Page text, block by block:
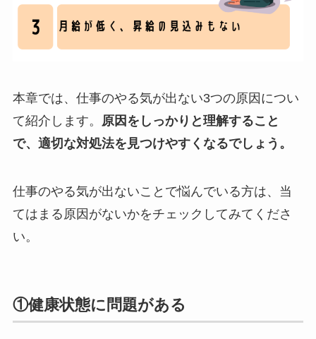
本章では、仕事のやる気が出ない3つの原因につい
て紹介します。 原因をしっかりと理解すること
で、適切な対処法を見つけやすくなるでしょう。
仕事のやる気が出ないことで悩んでいる方は、当
てはまる原因がないかをチェックしてみてくださ
い。
①健康状態に問題がある